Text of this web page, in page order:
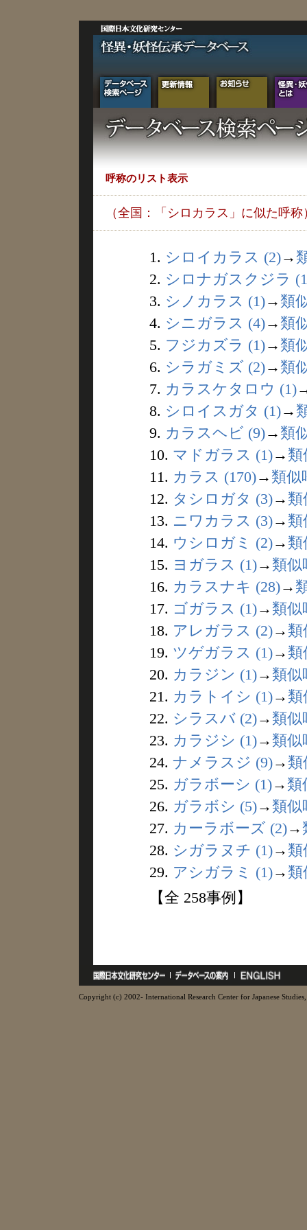
呼称のリスト表示
（全国：「シロカラス」に似た呼称
1. シロイカラス (2)→
2. シロナガスクジラ
3. シノカラス (1)→ 類
4. シニガラス (4)→ 類
5. フジカズラ (1)→ 類
6. シラガミズ (2)→ 類
7. カラスケタロウ (1)
8. シロイスガタ (1)→
9. カラスヘビ (9)→ 類
10. マドガラス (1)→ 類
11. カラス (170)→ 類似
12. タシロガタ (3)→ 類
13. ニワカラス (3)→ 類
14. ウシロガミ (2)→ 類
15. ヨガラス (1)→ 類似
16. カラスナキ (28)→
17. ゴガラス (1)→ 類似
18. アレガラス (2)→ 類
19. ツゲガラス (1)→ 類
20. カラジン (1)→ 類似
21. カラトイシ (1)→ 類
22. シラスバ (2)→ 類似
23. カラジシ (1)→ 類似
24. ナメラスジ (9)→ 類
25. ガラボーシ (1)→ 類
26. ガラボシ (5)→ 類似
27. カーラボーズ (2)→
28. シガラヌチ (1)→ 類
29. アシガラミ (1)→ 類
【全 258事例】
Copyright (c) 2002- International Research Center for Japanese